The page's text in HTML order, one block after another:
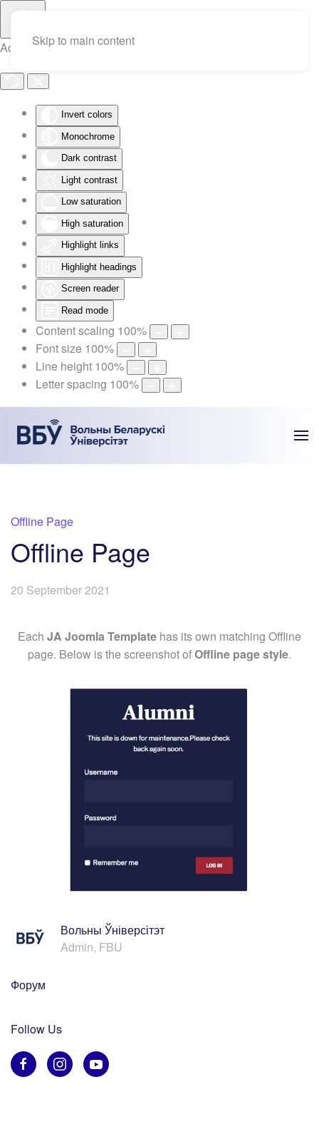
Accessibility Tools
Invert colors
Monochrome
Dark contrast
Light contrast
Low saturation
High saturation
Highlight links
Highlight headings
Screen reader
Read mode
Content scaling 100%
Font size 100%
Line height 100%
Letter spacing 100%
Skip to main content
Форум
Follow Us
Offline Page
Offline Page
20 September 2021
Each JA Joomla Template has its own matching Offline
page. Below is the screenshot ofOffline page style.
Вольны Ўніверсітэт
Admin, FBU